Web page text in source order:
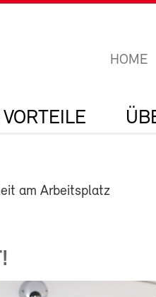
HOME
am Arbeitsplatz